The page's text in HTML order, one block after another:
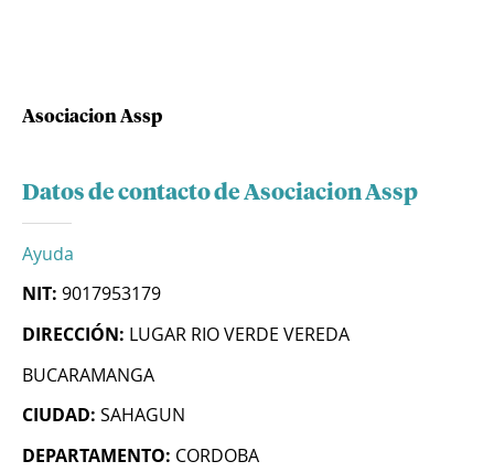
Asociacion Assp
Datos de contacto de Asociacion Assp
Ayuda
NIT: 9017953179
DIRECCIÓN: LUGAR RIO VERDE VEREDA
BUCARAMANGA
CIUDAD: SAHAGUN
DEPARTAMENTO: CORDOBA